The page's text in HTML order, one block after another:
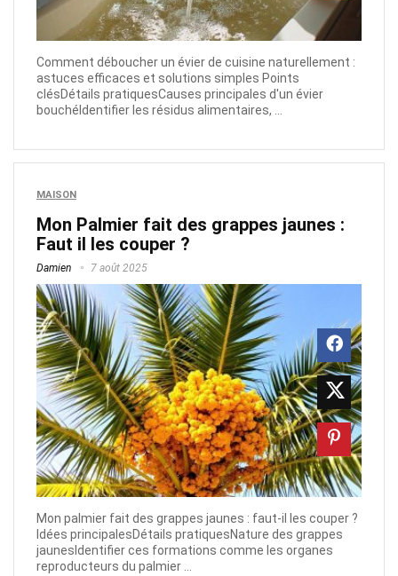
Comment déboucher un évier de cuisine naturellement :
astuces efficaces et solutions simples Points
clésDétails pratiquesCauses principales d'un évier
bouchéIdentifier les résidus alimentaires, ...
MAISON
Mon Palmier fait des grappes jaunes :
Faut il les couper ?
Damien 7 août 2025
Mon palmier fait des grappes jaunes : faut-il les couper ?
Idées principalesDétails pratiquesNature des grappes
jaunesIdentifier ces formations comme les organes
reproducteurs du palmier ...